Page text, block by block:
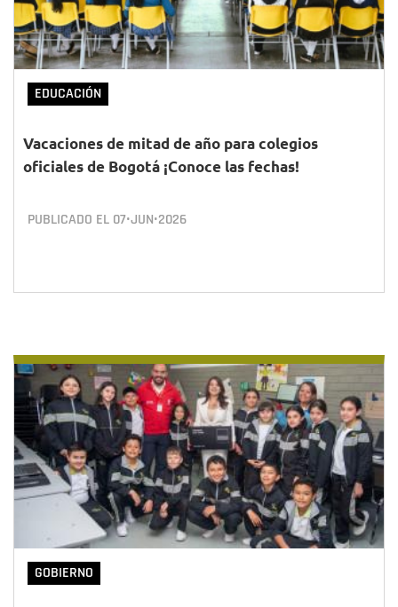
EDUCACIÓN
Vacaciones de mitad de año para colegios
oficiales de Bogotá ¡Conoce las fechas!
PUBLICADO EL 07•JUN•2026
GOBIERNO